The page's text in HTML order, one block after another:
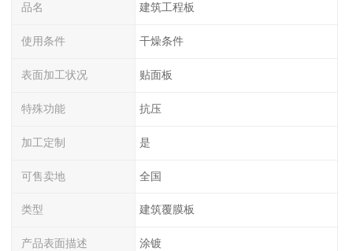
品名 建筑工程板
使用条件 干燥条件
表面加工状况 贴面板
特殊功能 抗压
加工定制 是
可售卖地 全国
类型 建筑覆膜板
产品表面描述 涂镀